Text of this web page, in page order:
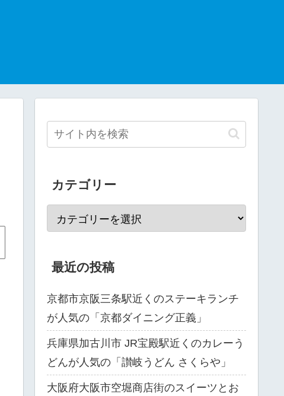
カテゴリー
最近の投稿
京都市京阪三条駅近くのステーキランチ
が人気の「京都ダイニング正義」
兵庫県加古川市 JR宝殿駅近くのカレーう
どんが人気の「讃岐うどん さくらや」
大阪府大阪市空堀商店街のスイーツとお